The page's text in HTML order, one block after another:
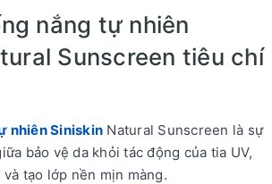
nắng tự nhiên
Sunscreen tiêu chí
nhiên Siniskin Natural Sunscreen là sự
bảo vệ da khỏi tác động của tia UV,
tạo lớp nền mịn màng.